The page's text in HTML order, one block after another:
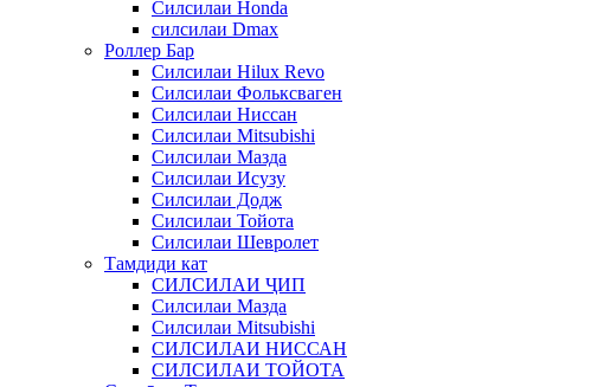
Силсилаи Honda
силсилаи Dmax
Роллер Бар
Силсилаи Hilux Revo
Силсилаи Фольксваген
Силсилаи Ниссан
Силсилаи Mitsubishi
Силсилаи Мазда
Силсилаи Исузу
Силсилаи Додж
Силсилаи Тойота
Силсилаи Шевролет
Тамдиди кат
СИЛСИЛАИ ҶИП
Силсилаи Мазда
Силсилаи Mitsubishi
СИЛСИЛАИ НИССАН
СИЛСИЛАИ ТОЙОТА